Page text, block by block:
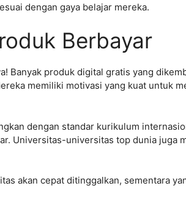
dengan gaya belajar mereka.
Berbayar
Banyak produk digital gratis yang
memiliki motivasi yang kuat untuk
dengan standar kurikulum
Universitas-universitas top dunia juga
akan cepat ditinggalkan, sementara